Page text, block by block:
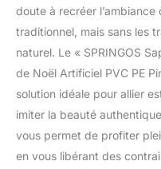
doute à recréer
traditionnel, mais sans les
naturel. Le « SPRINGOS
de Noël Artificiel PVC PE
solution idéale pour allier
imiter la beauté
vous permet de profiter
en vous libérant des